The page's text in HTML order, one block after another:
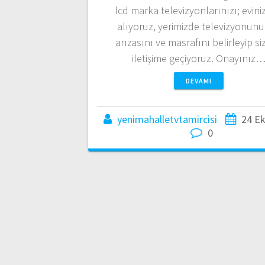
lcd marka televizyonlarınızı;
alıyoruz, yerimizde
arızasını ve masrafını belirleyip
iletişime geçiyoruz. Onayınız…
DEVAMI
yenimahalletvtamircisi
24
0